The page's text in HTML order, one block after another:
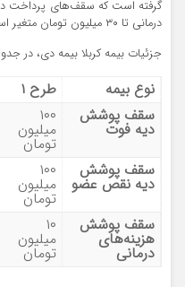
درمانی تا ۳۰ میلیون تومان متغیر است.
جزئیات بیمه کربلا بیمه دی، در
نوع بیمه طرح ۱
سقف پوشش
دیه فوت
۱۰۰
میلیون
تومان
سقف پوشش
دیه نقص عضو
۱۰۰
میلیون
تومان
سقف پوشش
هزینه‌های
درمانی
۱۰
میلیون
تومان